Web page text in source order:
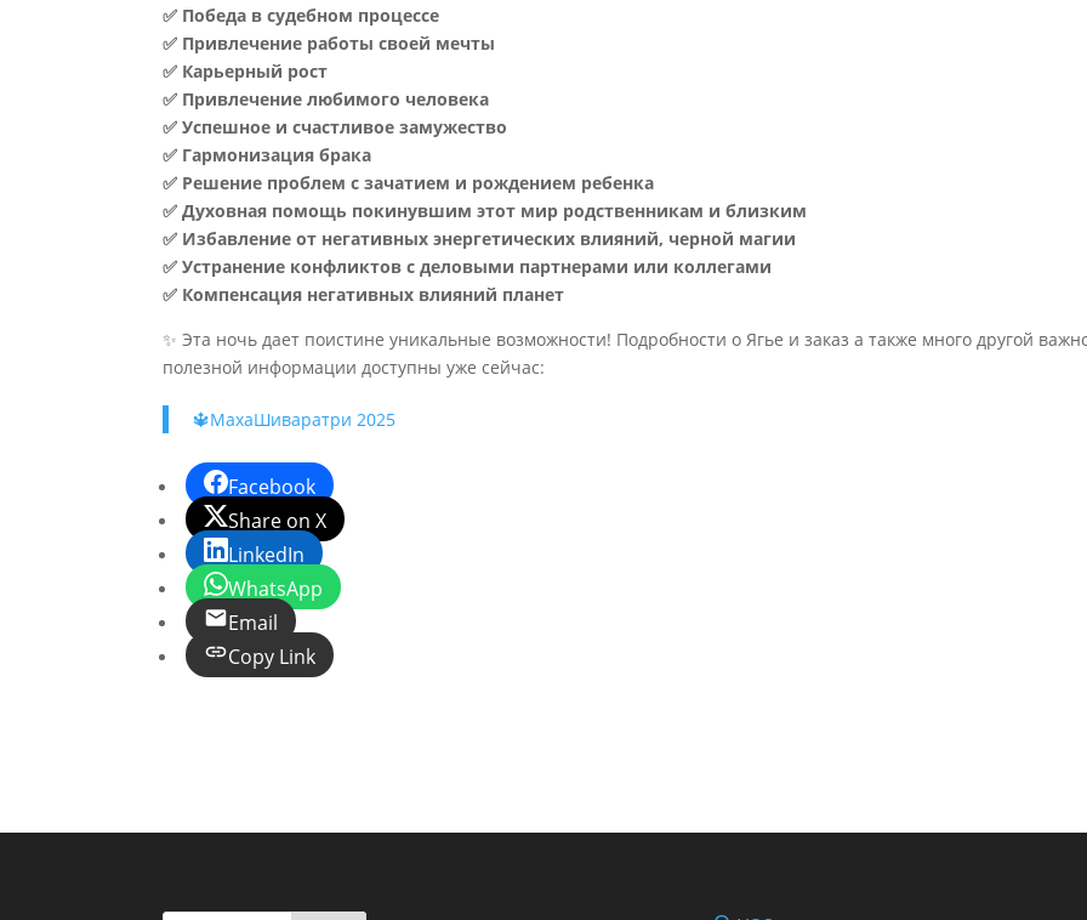
✅ Победа в судебном процессе
✅ Привлечение работы своей мечты
✅ Карьерный рост
✅ Привлечение любимого человека
✅ Успешное и счастливое замужество
✅ Гармонизация брака
✅ Решение проблем с зачатием и рождением ребенка
✅ Духовная помощь покинувшим этот мир родственникам и близким
✅ Избавление от негативных энергетических влияний, черной магии
✅ Устранение конфликтов с деловыми партнерами или коллегами
✅ Компенсация негативных влияний планет
✨ Эта ночь дает поистине уникальные возможности! Подробности о Ягье и заказ а также много другой
полезной информации доступны уже сейчас:
🔱МахаШиваратри 2025
Facebook
Share on X
LinkedIn
WhatsApp
Email
Copy Link